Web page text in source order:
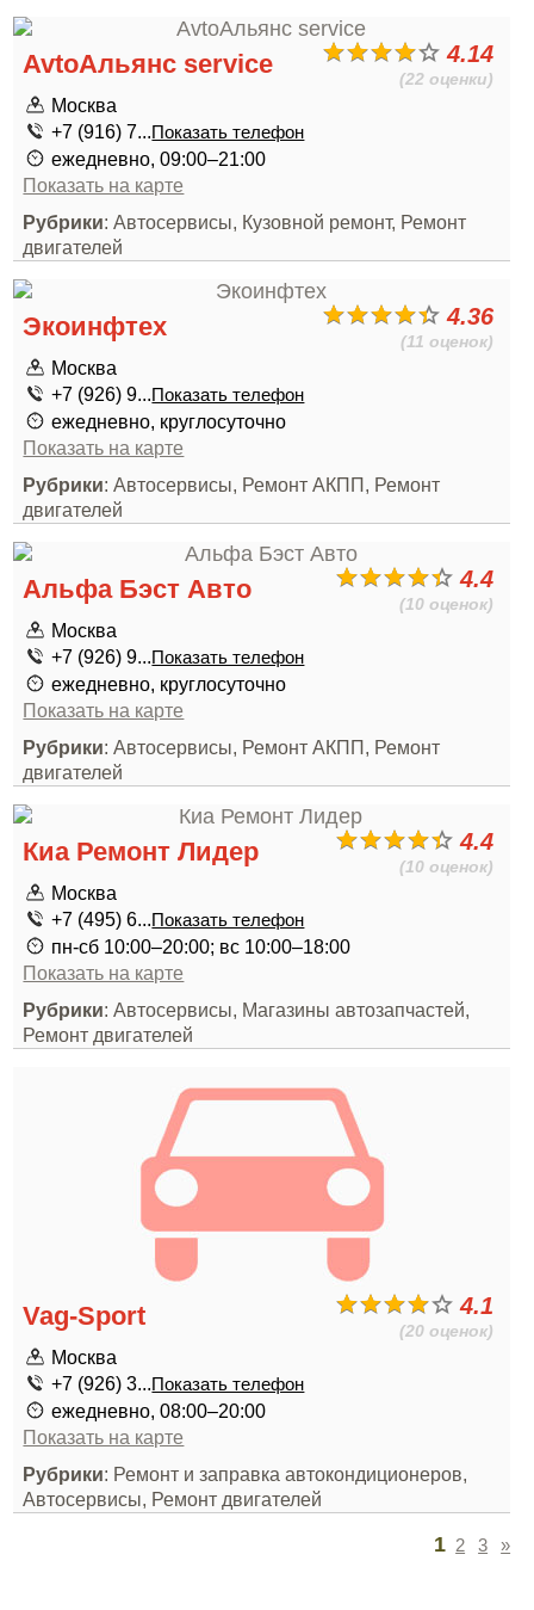
4.14
(22 оценки)
AvtoАльянс service
Москва
+7 (916) 7...Показать телефон
ежедневно, 09:00–21:00
Показать на карте
Рубрики: Автосервисы, Кузовной ремонт, Ремонт
двигателей
4.36
(11 оценок)
Экоинфтех
Москва
+7 (926) 9...Показать телефон
ежедневно, круглосуточно
Показать на карте
Рубрики: Автосервисы, Ремонт АКПП, Ремонт
двигателей
4.4
(10 оценок)
Альфа Бэст Авто
Москва
+7 (926) 9...Показать телефон
ежедневно, круглосуточно
Показать на карте
Рубрики: Автосервисы, Ремонт АКПП, Ремонт
двигателей
4.4
(10 оценок)
Киа Ремонт Лидер
Москва
+7 (495) 6...Показать телефон
пн-сб 10:00–20:00; вс 10:00–18:00
Показать на карте
Рубрики: Автосервисы, Магазины автозапчастей,
Ремонт двигателей
4.1
(20 оценок)
Vag-Sport
Москва
+7 (926) 3...Показать телефон
ежедневно, 08:00–20:00
Показать на карте
Рубрики: Ремонт и заправка автокондиционеров,
Автосервисы, Ремонт двигателей
1 2 3 »